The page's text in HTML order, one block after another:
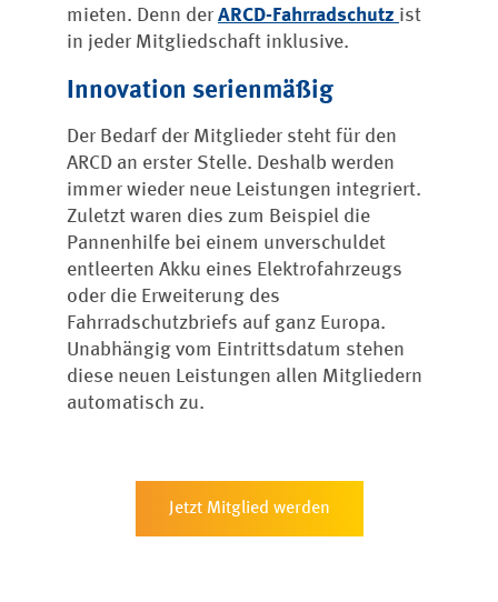
mieten. Denn der ARCD-Fahrradschutz ist
in jeder Mitgliedschaft inklusive.
Innovation serienmäßig
Der Bedarf der Mitglieder steht für den
ARCD an erster Stelle. Deshalb werden
immer wieder neue Leistungen integriert.
Zuletzt waren dies zum Beispiel die
Pannenhilfe bei einem unverschuldet
entleerten Akku eines Elektrofahrzeugs
oder die Erweiterung des
Fahrradschutzbriefs auf ganz Europa.
Unabhängig vom Eintrittsdatum stehen
diese neuen Leistungen allen Mitgliedern
automatisch zu.
Jetzt Mitglied werden